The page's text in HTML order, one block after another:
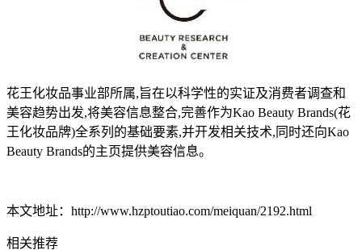
花王化妆品事业部所属,旨在以科学性的实证及消费者调查和
美容趋势出发,将美容信息整合,完善作为Kao Beauty Brands(花
王化妆品牌)全系列的基础要素,并开发相关技术,同时还向Kao
Beauty Brands的主页提供美容信息。
本文地址：http://www.hzptoutiao.com/meiquan/2192.html
相关推荐